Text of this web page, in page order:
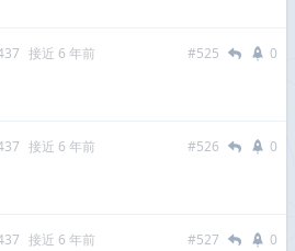
接近 6 年前 #525 0
接近 6 年前 #526 0
接近 6 年前 #527 0